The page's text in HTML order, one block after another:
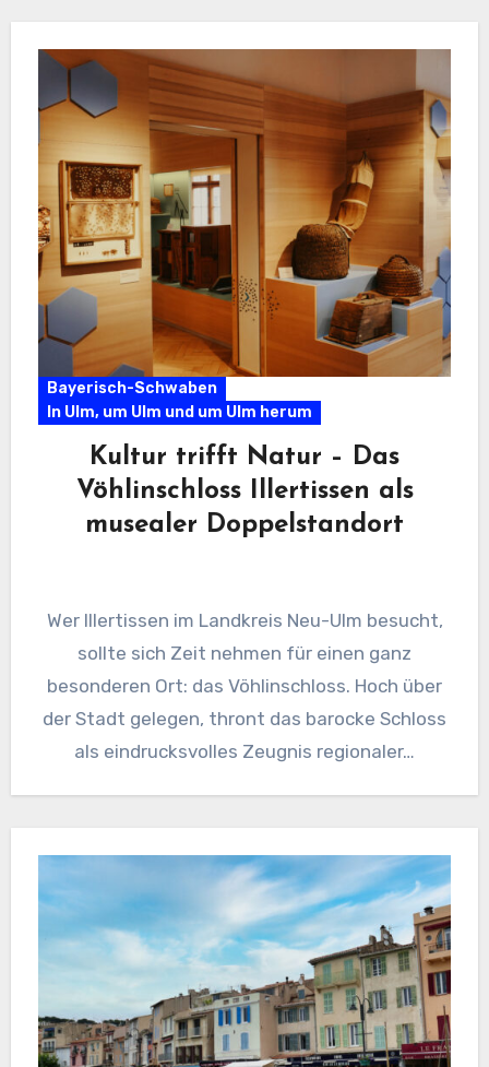
Bayerisch-Schwaben
In Ulm, um Ulm und um Ulm herum
Kultur trifft Natur – Das
Vöhlinschloss Illertissen als
musealer Doppelstandort
Wer Illertissen im Landkreis Neu-Ulm besucht,
sollte sich Zeit nehmen für einen ganz
besonderen Ort: das Vöhlinschloss. Hoch über
der Stadt gelegen, thront das barocke Schloss
als eindrucksvolles Zeugnis regionaler…